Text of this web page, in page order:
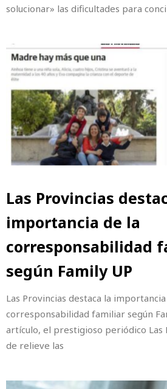
solucionar» las dificultades para
Las Provincias
importancia de la
corresponsabilidad
según Family UP
Las Provincias destaca la
corresponsabilidad familiar según
artículo, el prestigioso periódico Las
de relieve las